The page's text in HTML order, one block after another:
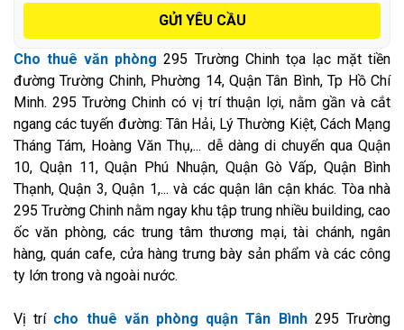
GỬI YÊU CẦU
Cho thuê văn phòng 295 Trường Chinh tọa lạc mặt tiền
đường Trường Chinh, Phường 14, Quận Tân Bình, Tp Hồ Chí
Minh. 295 Trường Chinh có vị trí thuận lợi, nằm gần và cắt
ngang các tuyến đường: Tân Hải, Lý Thường Kiệt, Cách Mạng
Tháng Tám, Hoàng Văn Thụ,... dễ dàng di chuyển qua Quận
10, Quận 11, Quận Phú Nhuận, Quận Gò Vấp, Quận Bình
Thạnh, Quận 3, Quận 1,... và các quận lân cận khác. Tòa nhà
295 Trường Chinh nằm ngay khu tập trung nhiều building, cao
ốc văn phòng, các trung tâm thương mại, tài chánh, ngân
hàng, quán cafe, cửa hàng trưng bày sản phẩm và các công
ty lớn trong và ngoài nước.
Vị trí cho thuê văn phòng quận Tân Bình295 Trường